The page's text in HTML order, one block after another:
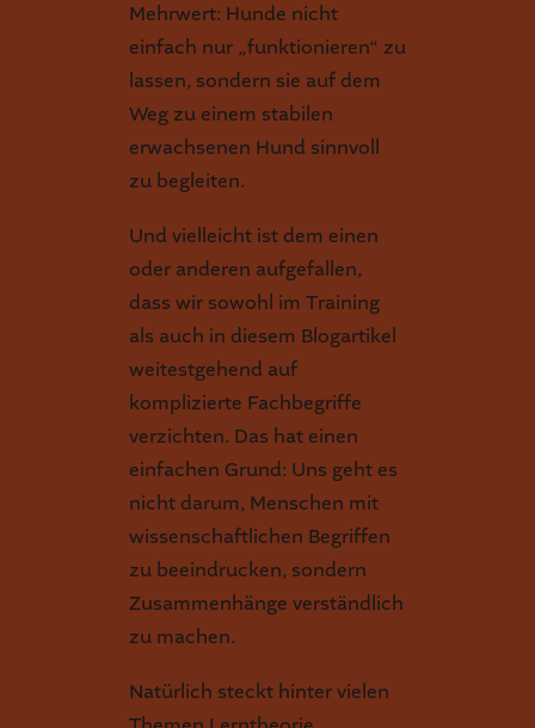
Mehrwert: Hunde nicht
einfach nur „funktionieren“ zu
lassen, sondern sie auf dem
Weg zu einem stabilen
erwachsenen Hund sinnvoll
zu begleiten.
Und vielleicht ist dem einen
oder anderen aufgefallen,
dass wir sowohl im Training
als auch in diesem Blogartikel
weitestgehend auf
komplizierte Fachbegriffe
verzichten. Das hat einen
einfachen Grund: Uns geht es
nicht darum, Menschen mit
wissenschaftlichen Begriffen
zu beeindrucken, sondern
Zusammenhänge verständlich
zu machen.
Natürlich steckt hinter vielen